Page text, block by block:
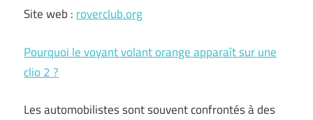
Site web : roverclub.org
Pourquoi le voyant volant orange apparaît sur une
clio 2 ?
Les automobilistes sont souvent confrontés à des